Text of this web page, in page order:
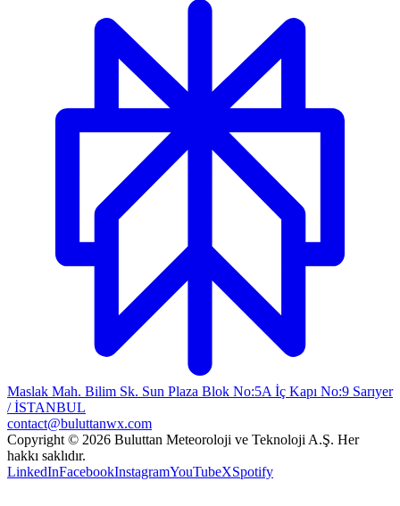
Maslak Mah. Bilim Sk. Sun Plaza Blok No:5A İç Kapı No:9 Sarıyer
/ İSTANBUL
contact@buluttanwx.com
Copyright © 2026 Buluttan Meteoroloji ve Teknoloji A.Ş. Her
hakkı saklıdır.
LinkedInFacebookInstagramYouTubeXSpotify